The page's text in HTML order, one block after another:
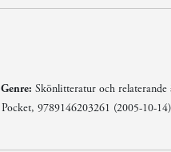
Genre: Skönlitteratur och relaterande
Pocket, 9789146203261 (2005-10-14)